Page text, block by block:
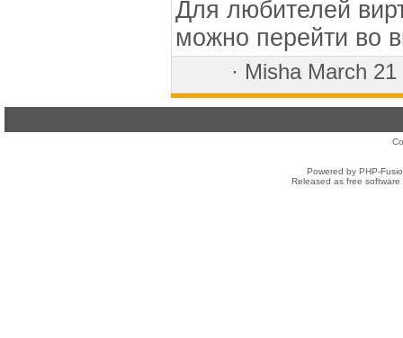
Для любителей
можно перейти во
· MishaMarch 21
Powered by PHP-
Released as free